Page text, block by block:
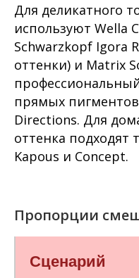
Для деликатного
используют Wella
Schwarzkopf Igora
оттенки) и Matrix
прямых
Directions. Для
оттенка
Kapous и Concept.
Пропорции
Сценарий